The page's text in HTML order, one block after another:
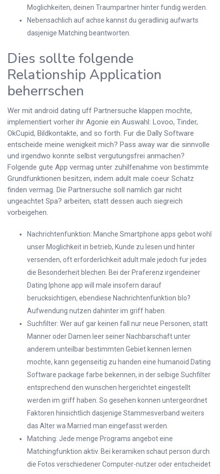
Moglichkeiten, deinen Traumpartner hinter fundig werden.
Nebensachlich auf achse kannst du geradlinig aufwarts
dasjenige Matching beantworten.
Dies sollte folgende
Relationship Application
beherrschen
Wer mit android dating uff Partnersuche klappen mochte,
implementiert vorher ihr Agonie ein Auswahl: Lovoo, Tinder,
OkCupid, Bildkontakte, and so forth. Fur die Dally Software
entscheide meine wenigkeit mich? Pass away war die sinnvolle
und irgendwo konnte selbst vergutungsfrei anmachen?
Folgende gute App vermag unter zuhilfenahme von bestimmte
Grundfunktionen besitzen, indem adult male coeur Schatz
finden vermag. Die Partnersuche soll namlich gar nicht
ungeachtet Spa? arbeiten, statt dessen auch siegreich
vorbeigehen.
Nachrichtenfunktion: Manche Smartphone apps gebot wohl
unser Moglichkeit in betrieb, Kunde zu lesen und hinter
versenden, oft erforderlichkeit adult male jedoch fur jedes
die Besonderheit blechen. Bei der Praferenz irgendeiner
Dating Iphone app will male insofern darauf
berucksichtigen, ebendiese Nachrichtenfunktion blo?
Aufwendung nutzen dahinter im griff haben.
Suchfilter: Wer auf gar keinen fall nur neue Personen, statt
Manner oder Damen leer seiner Nachbarschaft unter
anderem unteilbar bestimmten Gebiet kennen lernen
mochte, kann gegenseitig zu handen eine humanoid Dating
Software package farbe bekennen, in der selbige Suchfilter
entsprechend den wunschen hergerichtet eingestellt
werden im griff haben. So gesehen konnen untergeordnet
Faktoren hinsichtlich dasjenige Stammesverband weiters
das Alter wa Married man eingefasst werden.
Matching: Jede menge Programs angebot eine
Matchingfunktion aktiv. Bei keramiken schaut person durch
die Fotos verschiedener Computer-nutzer oder entscheidet